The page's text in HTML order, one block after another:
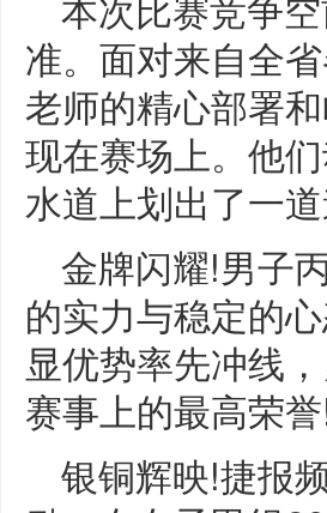
准。面对来自全
老师的精心部署
现在赛场上。他
水道上划出了一
金牌闪耀!男子
的实力与稳定的
显优势率先冲线
赛事上的最高荣
银铜辉映!捷报